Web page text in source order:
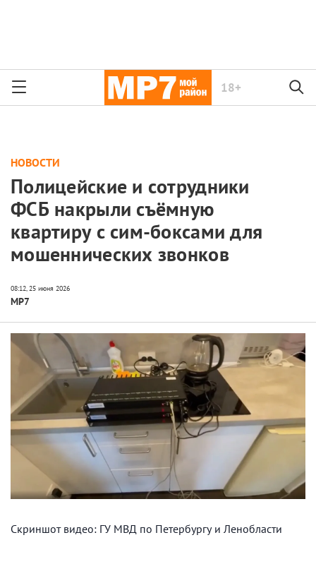
18+
НОВОСТИ
Полицейские и сотрудники
ФСБ накрыли съёмную
квартиру с сим-боксами для
мошеннических звонков
МР7
Скриншот видео: ГУ МВД по Петербургу и Ленобласти